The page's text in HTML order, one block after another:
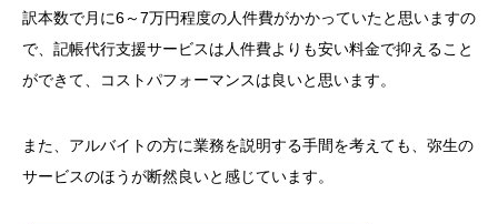
訳本数で月に6～7万円程度の人件費がかかっていたと思いますの
で、記帳代行支援サービスは人件費よりも安い料金で抑えること
ができて、コストパフォーマンスは良いと思います。
また、アルバイトの方に業務を説明する手間を考えても、弥生の
サービスのほうが断然良いと感じています。